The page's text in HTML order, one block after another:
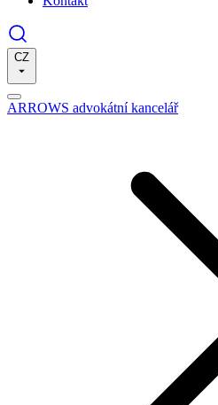
CZ
ARROWS advokátní kancelář